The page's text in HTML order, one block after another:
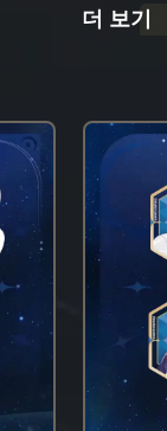
더 보기